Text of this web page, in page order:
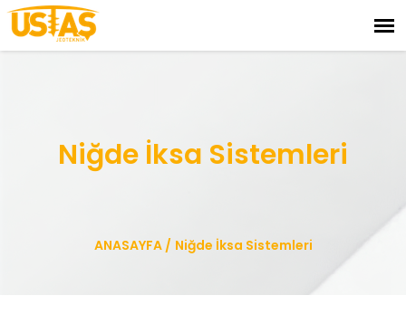
Niğde İksa Sistemleri
ANASAYFA/ Niğde İksa Sistemleri